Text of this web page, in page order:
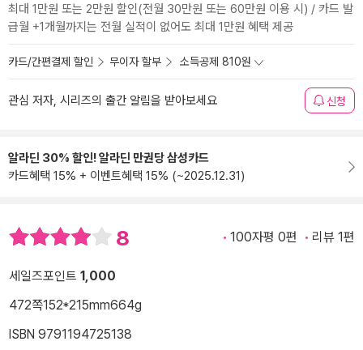
최대 1만원 또는 2만원 할인(전월 30만원 또는 60만원 이용 시) / 카드 발
급월 +1개월까지는 전월 실적이 없어도 최대 1만원 혜택 제공
카드/간편결제 할인 무이자 할부 소득공제 810원
관심 저자, 시리즈의 출간 알림을 받아보세요 신청
알라딘 30% 할인! 알라딘 만권당 삼성카드
카드혜택 15% + 이벤트혜택 15% (~2025.12.31)
8 100자평 0편 리뷰 1편
세일즈포인트 1,000
472쪽152*215mm664g
ISBN 9791194725138